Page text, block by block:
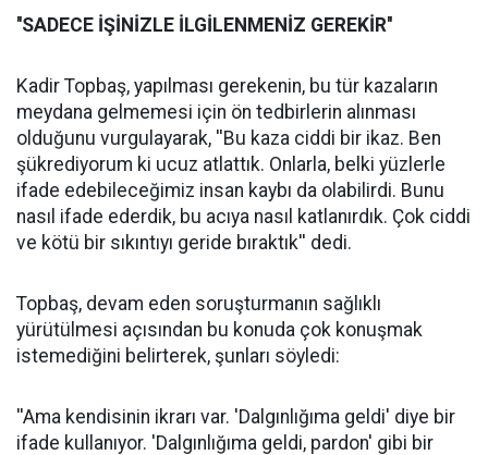
''SADECE İŞİNİZLE İLGİLENMENİZ GEREKİR''
Kadir Topbaş, yapılması gerekenin, bu tür kazaların
meydana gelmemesi için ön tedbirlerin alınması
olduğunu vurgulayarak, ''Bu kaza ciddi bir ikaz. Ben
şükrediyorum ki ucuz atlattık. Onlarla, belki yüzlerle
ifade edebileceğimiz insan kaybı da olabilirdi. Bunu
nasıl ifade ederdik, bu acıya nasıl katlanırdık. Çok ciddi
ve kötü bir sıkıntıyı geride bıraktık'' dedi.
Topbaş, devam eden soruşturmanın sağlıklı
yürütülmesi açısından bu konuda çok konuşmak
istemediğini belirterek, şunları söyledi:
''Ama kendisinin ikrarı var. 'Dalgınlığıma geldi' diye bir
ifade kullanıyor. 'Dalgınlığıma geldi, pardon' gibi bir